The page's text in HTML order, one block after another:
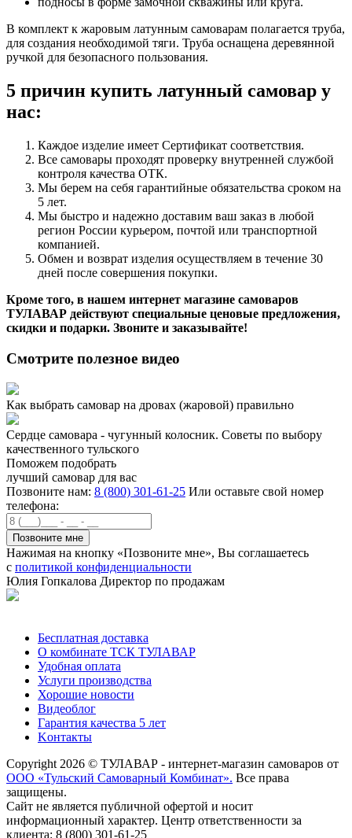
В комплект к жаровым латунным самоварам полагается труба,
для создания необходимой тяги. Труба оснащена деревянной
ручкой для безопасного пользования.
5 причин купить латунный самовар у
нас:
Каждое изделие имеет Сертификат соответствия.
Все самовары проходят проверку внутренней службой
контроля качества ОТК.
Мы берем на себя гарантийные обязательства сроком на
5 лет.
Мы быстро и надежно доставим ваш заказ в любой
регион России курьером, почтой или транспортной
компанией.
Обмен и возврат изделия осуществляем в течение 30
дней после совершения покупки.
Кроме того, в нашем интернет магазине самоваров
ТУЛАВАР действуют специальные ценовые предложения,
скидки и подарки. Звоните и заказывайте!
Смотрите полезное видео
Как выбрать самовар на дровах (жаровой) правильно
Сердце самовара - чугунный колосник. Советы по выбору
качественного тульского
Поможем подобрать
лучший самовар для вас
Позвоните нам: 8 (800) 301-61-25 Или оставьте свой номер
телефона:
Нажимая на кнопку «Позвоните мне», Вы соглашаетесь
с политикой конфиденциальности
Юлия Гопкалова Директор по продажам
Бесплатная доставка
О комбинате ТСК ТУЛАВАР
Удобная оплата
Услуги производства
Хорошие новости
Видеоблог
Гарантия качества 5 лет
Kонтакты
Copyright 2026 © ТУЛАВАР - интернет-магазин самоваров от
ООО «Тульский Самоварный Комбинат». Все права
защищены.
Сайт не является публичной офертой и носит
информационный характер. Центр ответственности за
клиента: 8 (800) 301-61-25